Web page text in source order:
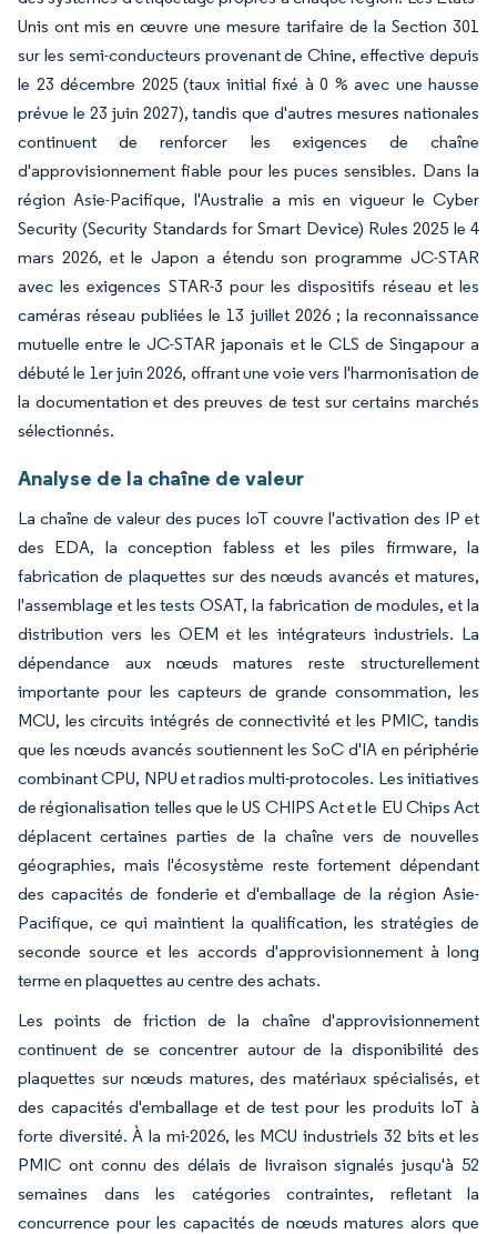
Unis ont mis en œuvre une mesure tarifaire de la Section 301
sur les semi-conducteurs provenant de Chine, effective depuis
le 23 décembre 2025 (taux initial fixé à 0 % avec une hausse
prévue le 23 juin 2027), tandis que d'autres mesures nationales
continuent de renforcer les exigences de chaîne
d'approvisionnement fiable pour les puces sensibles. Dans la
région Asie-Pacifique, l'Australie a mis en vigueur le Cyber
Security (Security Standards for Smart Device) Rules 2025 le 4
mars 2026, et le Japon a étendu son programme JC-STAR
avec les exigences STAR-3 pour les dispositifs réseau et les
caméras réseau publiées le 13 juillet 2026 ; la reconnaissance
mutuelle entre le JC-STAR japonais et le CLS de Singapour a
débuté le 1er juin 2026, offrant une voie vers l'harmonisation de
la documentation et des preuves de test sur certains marchés
sélectionnés.
Analyse de la chaîne de valeur
La chaîne de valeur des puces IoT couvre l'activation des IP et
des EDA, la conception fabless et les piles firmware, la
fabrication de plaquettes sur des nœuds avancés et matures,
l'assemblage et les tests OSAT, la fabrication de modules, et la
distribution vers les OEM et les intégrateurs industriels. La
dépendance aux nœuds matures reste structurellement
importante pour les capteurs de grande consommation, les
MCU, les circuits intégrés de connectivité et les PMIC, tandis
que les nœuds avancés soutiennent les SoC d'IA en périphérie
combinant CPU, NPU et radios multi-protocoles. Les initiatives
de régionalisation telles que le US CHIPS Act et le EU Chips Act
déplacent certaines parties de la chaîne vers de nouvelles
géographies, mais l'écosystème reste fortement dépendant
des capacités de fonderie et d'emballage de la région Asie-
Pacifique, ce qui maintient la qualification, les stratégies de
seconde source et les accords d'approvisionnement à long
terme en plaquettes au centre des achats.
Les points de friction de la chaîne d'approvisionnement
continuent de se concentrer autour de la disponibilité des
plaquettes sur nœuds matures, des matériaux spécialisés, et
des capacités d'emballage et de test pour les produits IoT à
forte diversité. À la mi-2026, les MCU industriels 32 bits et les
PMIC ont connu des délais de livraison signalés jusqu'à 52
semaines dans les catégories contraintes, refletant la
concurrence pour les capacités de nœuds matures alors que